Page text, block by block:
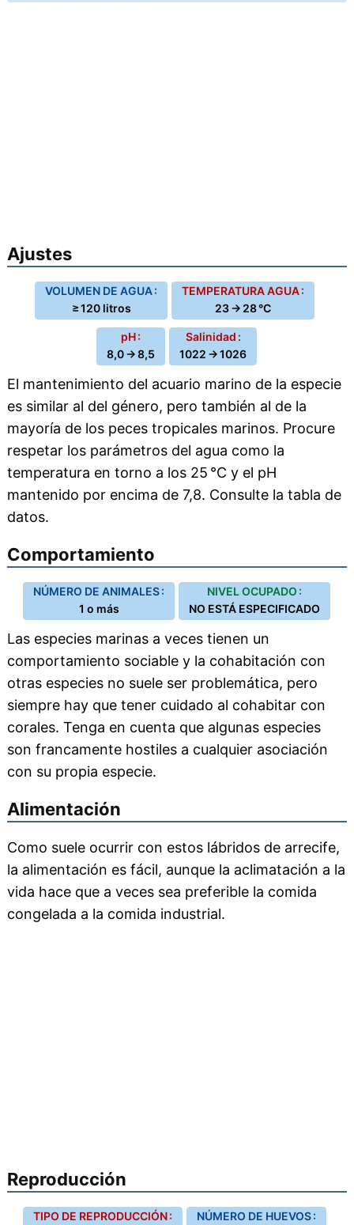
Ajustes
VOLUMEN DE AGUA :
≥ 120 litros
TEMPERATURA AGUA :
23 → 28 °C
pH :
8,0 → 8,5
Salinidad :
1022 → 1026
El mantenimiento del acuario marino de la especie
es similar al del género, pero también al de la
mayoría de los peces tropicales marinos. Procure
respetar los parámetros del agua como la
temperatura en torno a los 25 °C y el pH
mantenido por encima de 7,8. Consulte la tabla de
datos.
Comportamiento
NÚMERO DE ANIMALES :
1 o más
NIVEL OCUPADO :
NO ESTÁ ESPECIFICADO
Las especies marinas a veces tienen un
comportamiento sociable y la cohabitación con
otras especies no suele ser problemática, pero
siempre hay que tener cuidado al cohabitar con
corales. Tenga en cuenta que algunas especies
son francamente hostiles a cualquier asociación
con su propia especie.
Alimentación
Como suele ocurrir con estos lábridos de arrecife,
la alimentación es fácil, aunque la aclimatación a la
vida hace que a veces sea preferible la comida
congelada a la comida industrial.
Reproducción
TIPO DE REPRODUCCIÓN : NÚMERO DE HUEVOS :